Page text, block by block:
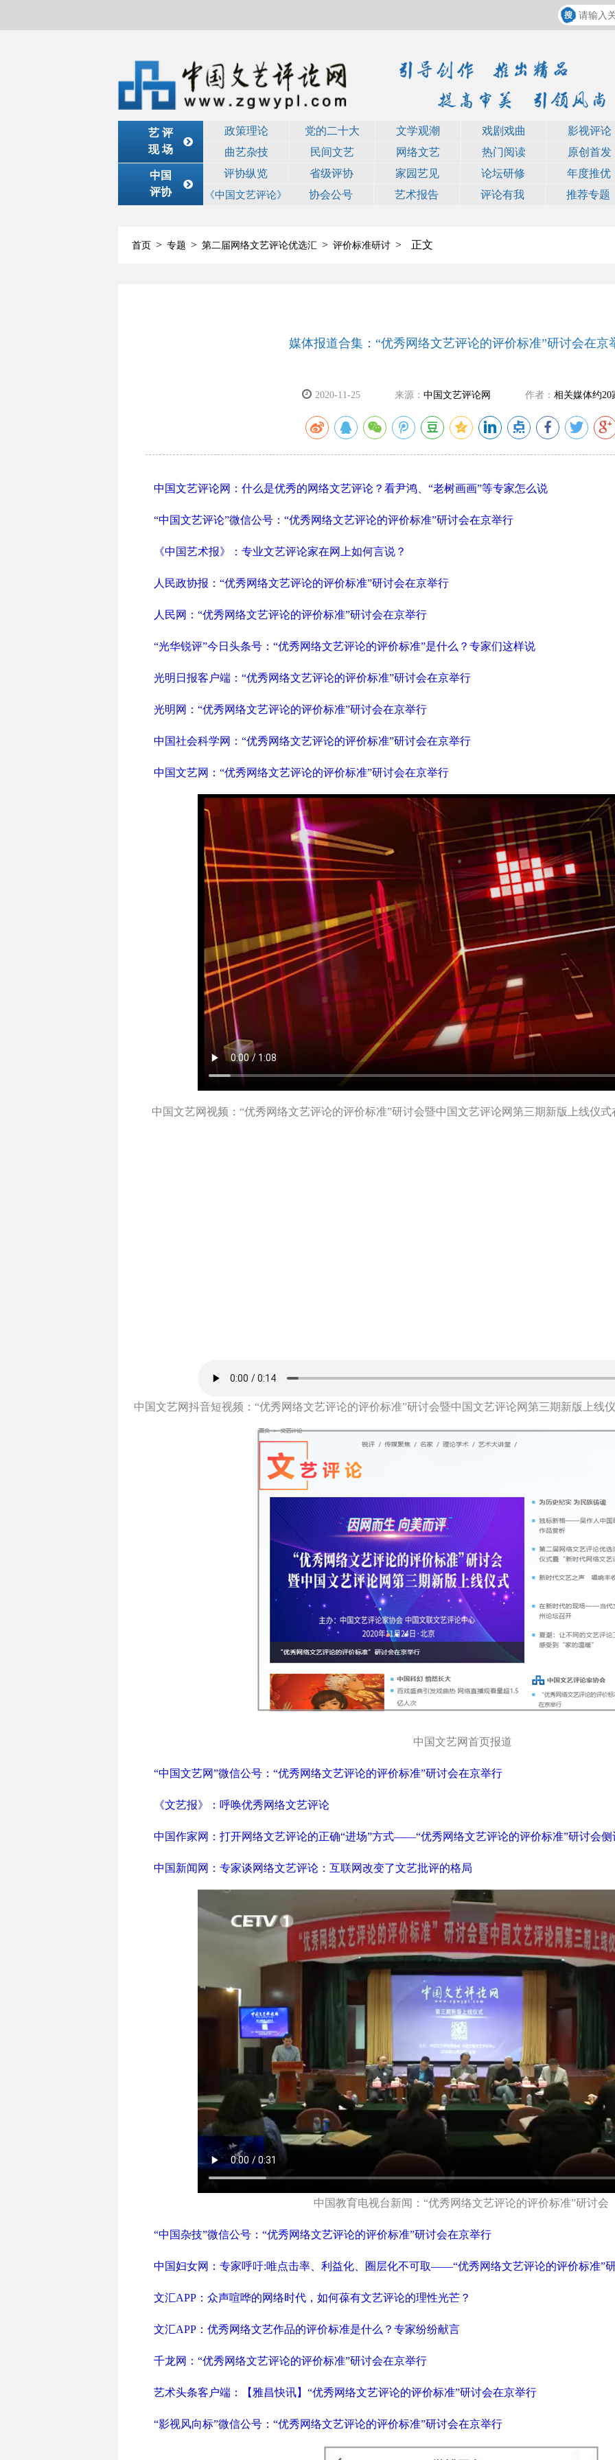
艺 评
现 场
政策理论 党的二十大 文学观潮 戏剧戏曲
影视评论
曲艺杂技
民间文艺 网络文艺 热门阅读
原创首发
中国
评协
评协纵览 省级评协 家园艺见 论坛研修 年度推优
《中国文艺评论》 协会公号 艺术报告 评论有我 推荐专题
首页 > 专题 > 第二届网络文艺评论优选汇 > 评价标准研讨 > 正文
媒体报道合集：“优秀网络文艺评论的评价标准”研讨会在京
2020-11-25 来源： 中国文艺评论网 作者： 相关媒体约20
中国文艺评论网：什么是优秀的网络文艺评论？看尹鸿、“老树画画”等专家怎么说
“中国文艺评论”微信公号：“优秀网络文艺评论的评价标准”研讨会在京举行
《中国艺术报》：专业文艺评论家在网上如何言说？
人民政协报：“优秀网络文艺评论的评价标准”研讨会在京举行
人民网：“优秀网络文艺评论的评价标准”研讨会在京举行
“光华锐评”今日头条号：“优秀网络文艺评论的评价标准”是什么？专家们这样说
光明日报客户端：“优秀网络文艺评论的评价标准”研讨会在京举行
光明网：“优秀网络文艺评论的评价标准”研讨会在京举行
中国社会科学网：“优秀网络文艺评论的评价标准”研讨会在京举行
中国文艺网：“优秀网络文艺评论的评价标准”研讨会在京举行
中国文艺网视频：“优秀网络文艺评论的评价标准”研讨会暨中国文艺评论网第三期新版上线仪
中国文艺网抖音短视频： “优秀网络文艺评论的评价标准”研讨会暨中国文艺评论网第三期新版上线
中国文艺网首页报道
“中国文艺网”微信公号：“优秀网络文艺评论的评价标准”研讨会在京举行
《文艺报》：呼唤优秀网络文艺评论
中国作家网：打开网络文艺评论的正确“进场”方式——“优秀网络文艺评论的评价标准”研讨会侧
中国新闻网：专家谈网络文艺评论：互联网改变了文艺批评的格局
中国教育电视台新闻：“优秀网络文艺评论的评价标准”研讨会
“中国杂技”微信公号：“优秀网络文艺评论的评价标准”研讨会在京举行
中国妇女网：专家呼吁:唯点击率、利益化、圈层化不可取——“优秀网络文艺评论的评价标准”
文汇APP：众声喧哗的网络时代，如何葆有文艺评论的理性光芒？
文汇APP：优秀网络文艺作品的评价标准是什么？专家纷纷献言
千龙网：“优秀网络文艺评论的评价标准”研讨会在京举行
艺术头条客户端：【雅昌快讯】“优秀网络文艺评论的评价标准”研讨会在京举行
“影视风向标”微信公号：“优秀网络文艺评论的评价标准”研讨会在京举行